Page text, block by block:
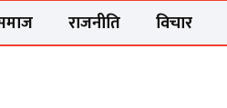
राजनीति विचार